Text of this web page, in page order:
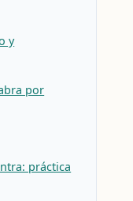
y
por
práctica